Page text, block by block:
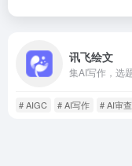
讯飞绘文
# AIGC # AI写作 # AI审查